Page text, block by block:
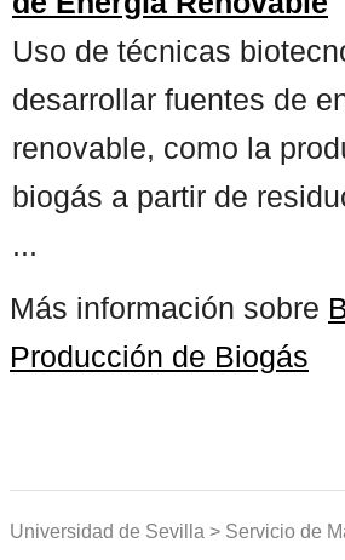
Uso de técnicas
desarrollar fuentes de
renovable, como la
biogás a partir de
...
Más información sobre
Producción de Biogás
Universidad de Sevilla > Servicio de